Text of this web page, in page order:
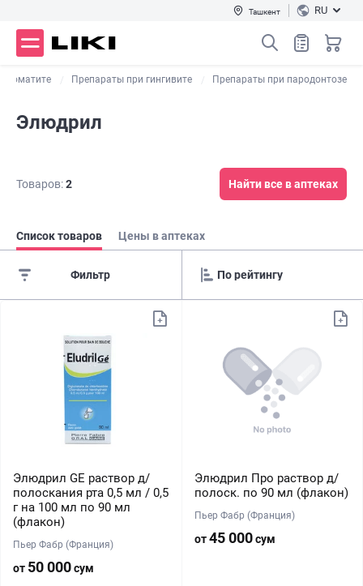
Ташкент RU
Препараты при гингивите Препараты при пародонтозе
Элюдрил
Товаров:2 Найти все в аптеках
Список товаров Цены в аптеках
Фильтр
Элюдрил GE раствор д/
полоскания рта 0,5 мл / 0,5
г на 100 мл по 90 мл
(флакон)
Пьер Фабр (Франция)
от 50 000сум
Элюдрил Про раствор д/
полоск. по 90 мл (флакон)
Пьер Фабр (Франция)
от45 000сум